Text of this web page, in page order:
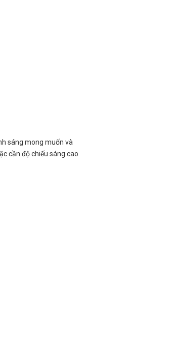
sáng mong muốn và
cần độ chiếu sáng cao